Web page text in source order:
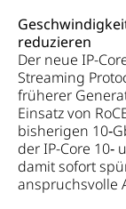
reduzieren
Der neue IP-
Streaming
früherer
Einsatz von
bisherigen
der IP-Core
damit sofort
anspruchsvolle